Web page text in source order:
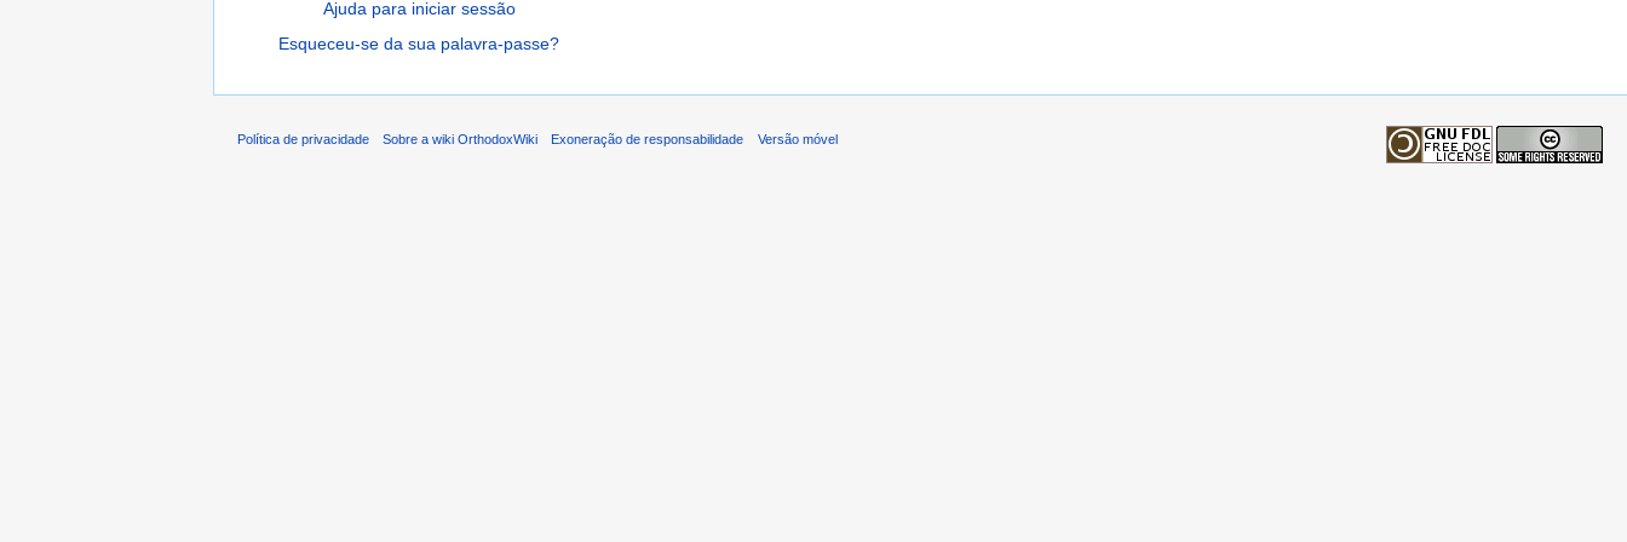
Ajuda para iniciar sessão
Esqueceu-se da sua palavra-passe?
Política de privacidade Sobre a wiki OrthodoxWiki Exoneração de responsabilidade Versão móvel